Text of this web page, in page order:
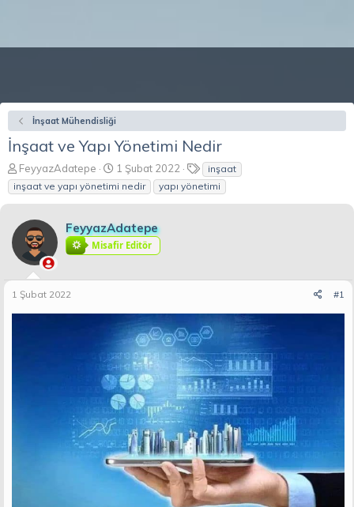
İnşaat Mühendisliği
İnşaat ve Yapı Yönetimi Nedir
K
o
n
u
u
b
a
ş
FeyyazAdatepe
B
a
ş
a
n
g
ç
h
i
1 Şubat 2022
E
t
i
r
inşaat
inşaat ve yapı yönetimi nedir
yapı yönetimi
FeyyazAdatepe
Misafir Editör
1 Şubat 2022 #1